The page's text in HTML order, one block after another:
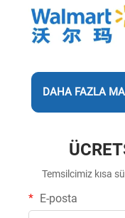
DAHA FAZLA
Temsilcimiz kısa
E-posta